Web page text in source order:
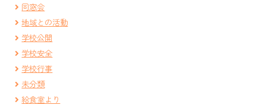
同窓会
地域との活動
学校公開
学校安全
学校行事
未分類
給食室より